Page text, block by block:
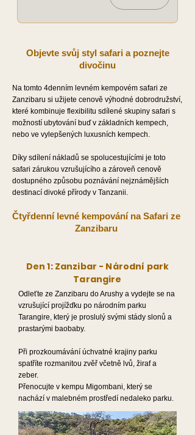
Objevte svůj styl safari a poznejte
divočinu
Na tomto 4denním levném kempovém safari ze
Zanzibaru si užijete cenově výhodné dobrodružství,
které kombinuje flexibilitu sdílené skupiny safari s
možností ubytování buď v základních kempech,
nebo ve vylepšených luxusních kempech.
Díky sdílení nákladů se spolucestujícími je toto
safari zárukou vzrušujícího a zároveň cenově
dostupného způsobu poznávání nejznámějších
destinací divoké přírody v Tanzanii.
Čtyřdenní levné kempování na Safari ze
Zanzibaru
Den 1: Zanzibar - Národní park
Tarangire
Odleťte ze Zanzibaru do Arushy a vydejte se na
vzrušující projížďku po národním parku
Tarangire, který je proslulý svými stády slonů a
prastarými baobaby.
Při prozkoumávání úchvatné krajiny parku
spatříte rozmanitou zvěř včetně lvů, žiraf a
zeber.
Přenocujte v kempu Migombani, který se
nachází v malebném prostředí nedaleko parku.